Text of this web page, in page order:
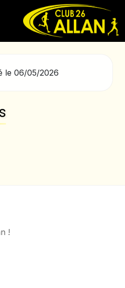
le 06/05/2026
!